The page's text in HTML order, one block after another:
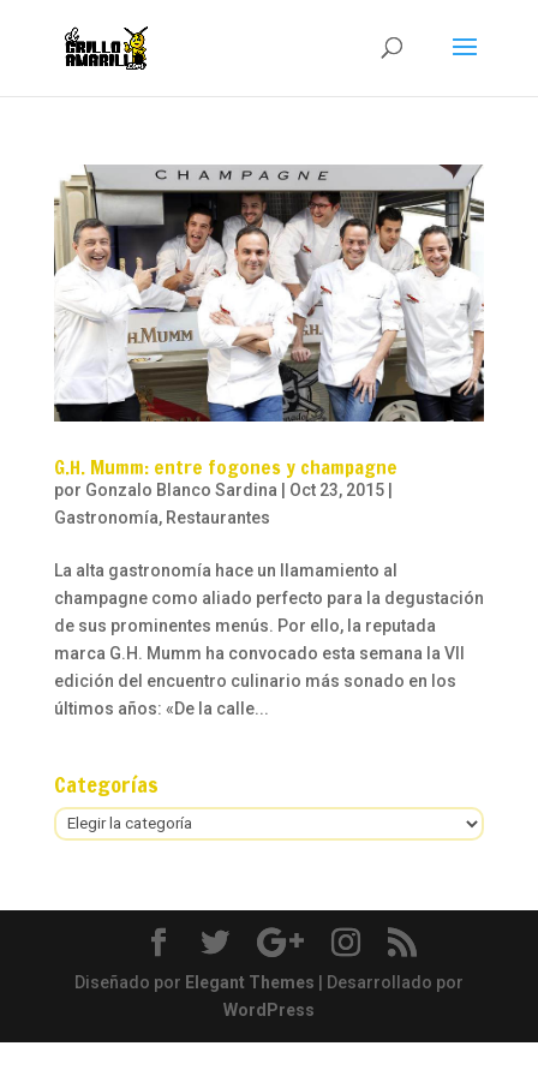
G.H. Mumm: entre fogones y champagne
por Gonzalo Blanco Sardina Oct 23, 2015|
Gastronomía, Restaurantes
La alta gastronomía hace un llamamiento al
champagne como aliado perfecto para la degustación
de sus prominentes menús. Por ello, la reputada
marca G.H. Mumm ha convocado esta semana la VII
edición del encuentro culinario más sonado en los
últimos años: «De la calle...
Categorías
Categorías
Diseñado por Elegant Themes | Desarrollado por
WordPress